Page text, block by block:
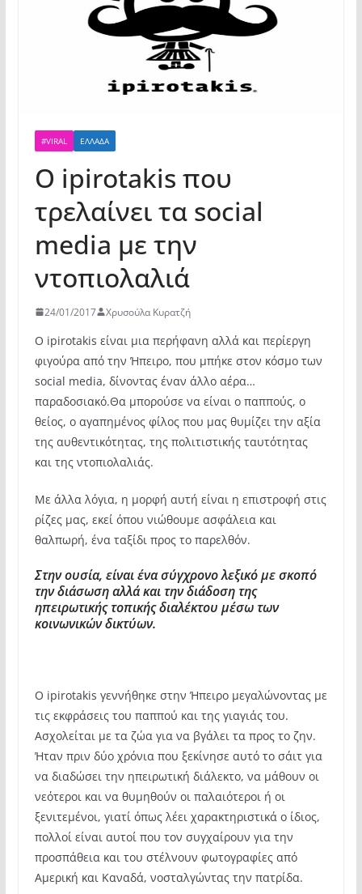
#VIRAL ΕΛΛΆΔΑ
Ο ipirotakis που
τρελαίνει τα social
media με την
ντοπιολαλιά
24/01/2017 Χρυσούλα Κυρατζή
Ο ipirotakis είναι μια περήφανη αλλά και περίεργη
φιγούρα από την Ήπειρο, που μπήκε στον κόσμο των
social media, δίνοντας έναν άλλο αέρα…
παραδοσιακό.Θα μπορούσε να είναι ο παππούς, ο
θείος, ο αγαπημένος φίλος που μας θυμίζει την αξία
της αυθεντικότητας, της πολιτιστικής ταυτότητας
και της ντοπιολαλιάς.
Με άλλα λόγια, η μορφή αυτή είναι η επιστροφή στις
ρίζες μας, εκεί όπου νιώθουμε ασφάλεια και
θαλπωρή, ένα ταξίδι προς το παρελθόν.
Στην ουσία, είναι ένα σύγχρονο λεξικό με σκοπό
την διάσωση αλλά και την διάδοση της
ηπειρωτικής τοπικής διαλέκτου μέσω των
κοινωνικών δικτύων.
Ο ipirotakis γεννήθηκε στην Ήπειρο μεγαλώνοντας με
τις εκφράσεις του παππού και της γιαγιάς του.
Ασχολείται με τα ζώα για να βγάλει τα προς το ζην.
Ήταν πριν δύο χρόνια που ξεκίνησε αυτό το σάιτ για
να διαδώσει την ηπειρωτική διάλεκτο, να μάθουν οι
νεότεροι και να θυμηθούν οι παλαιότεροι ή οι
ξενιτεμένοι, γιατί όπως λέει χαρακτηριστικά ο ίδιος,
πολλοί είναι αυτοί που τον συγχαίρουν για την
προσπάθεια και του στέλνουν φωτογραφίες από
Αμερική και Καναδά, νοσταλγώντας την πατρίδα.